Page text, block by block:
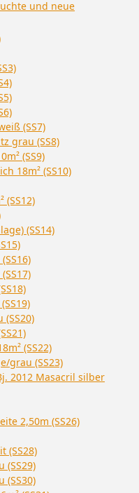
und neue
(SS7)
grau (SS8)
(SS9)
18m² (SS10)
(SS14)
(SS22)
grau (SS23)
2012 Masacril silber
2,50m (SS26)
(SS28)
(SS29)
(SS30)